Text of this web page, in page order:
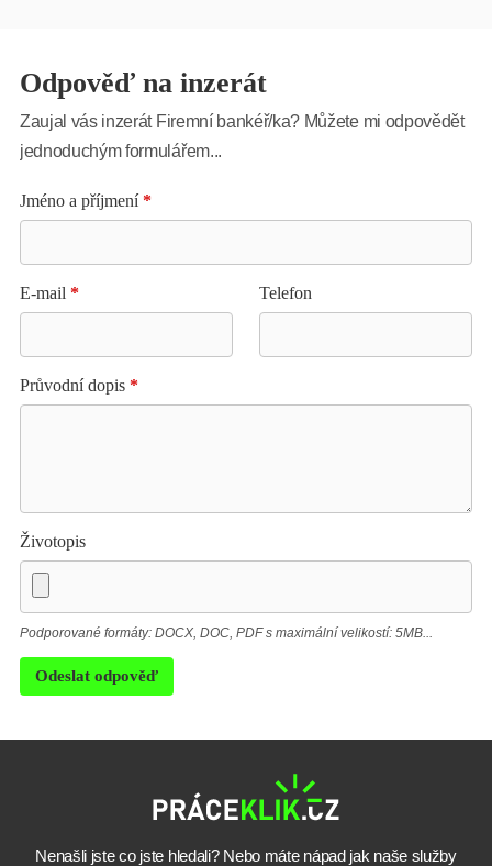
Odpověď na inzerát
Zaujal vás inzerát Firemní bankéř/ka? Můžete mi odpovědět
jednoduchým formulářem...
Jméno a příjmení *
E-mail * Telefon
Průvodní dopis *
Životopis
Podporované formáty: DOCX, DOC, PDF s maximální velikostí: 5MB...
Odeslat odpověď
Nenašli jste co jste hledali? Nebo máte nápad jak naše služby